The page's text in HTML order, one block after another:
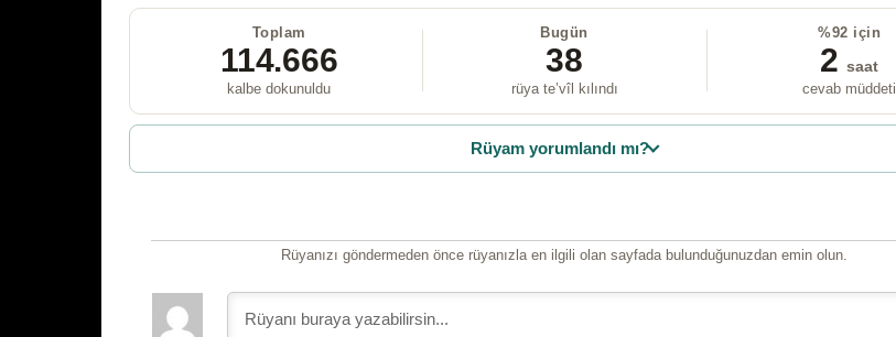
Toplam
114.666
kalbe dokunuldu
Bugün
38
rüya te’vîl kılındı
%92 için
2 saat
cevab müddeti
Rüyam yorumlandı mı?
Rüyanızı göndermeden önce rüyanızla en ilgili olan sayfada bulunduğunuzdan emin olun.